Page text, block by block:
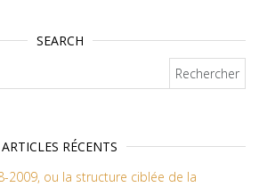
SEARCH
ARTICLES RÉCENTS
2009, ou la structure ciblée de la